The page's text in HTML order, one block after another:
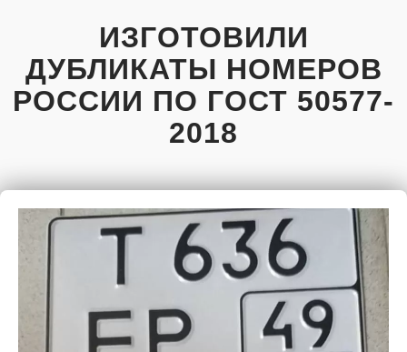
ИЗГОТОВИЛИ
ДУБЛИКАТЫ НОМЕРОВ
РОССИИ ПО ГОСТ 50577-
2018